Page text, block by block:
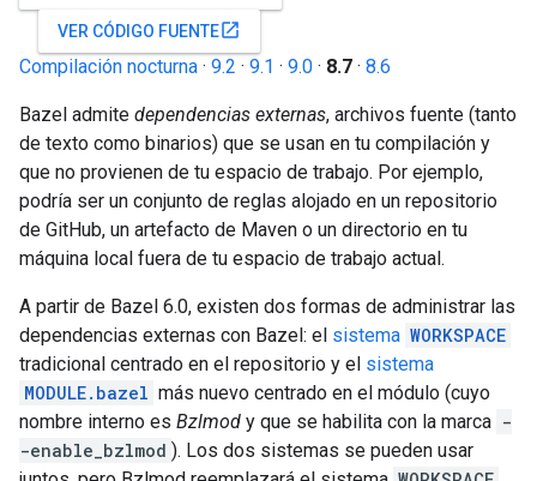
VER CÓDIGO FUENTEopen_in_new
Compilación nocturna · 9.2 · 9.1 · 9.0 · 8.7 · 8.6
Bazel admite dependencias externas, archivos fuente (tanto
de texto como binarios) que se usan en tu compilación y
que no provienen de tu espacio de trabajo. Por ejemplo,
podría ser un conjunto de reglas alojado en un repositorio
de GitHub, un artefacto de Maven o un directorio en tu
máquina local fuera de tu espacio de trabajo actual.
A partir de Bazel 6.0, existen dos formas de administrar las
dependencias externas con Bazel: el sistema WORKSPACE
tradicional centrado en el repositorio y el sistema
MODULE.bazel más nuevo centrado en el módulo (cuyo
nombre interno es Bzlmod y que se habilita con la marca -
-enable_bzlmod ). Los dos sistemas se pueden usar